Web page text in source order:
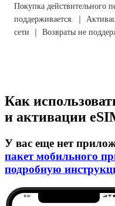
Покупка действительного
поддерживается. ｜
сети ｜ Возвраты не
Как
и активации
У вас еще нет
пакет мобильного
подробную